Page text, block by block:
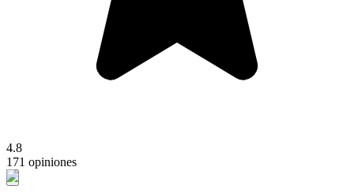
4.8
171 opiniones